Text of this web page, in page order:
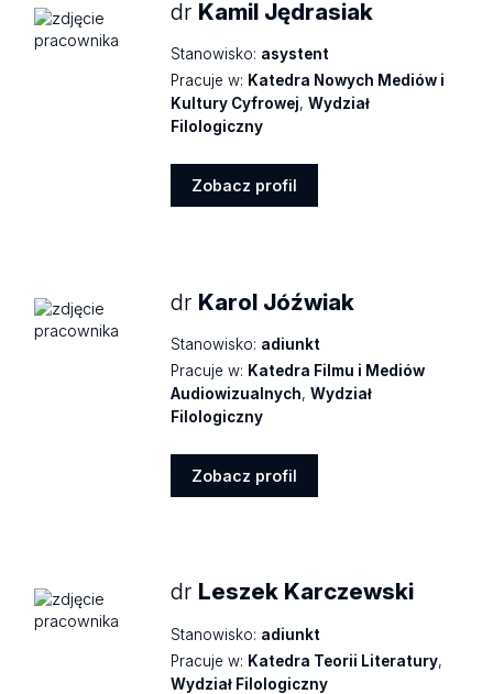
dr Kamil Jędrasiak
Stanowisko: asystent
Pracuje w: Katedra Nowych Mediów i
Kultury Cyfrowej,Wydział
Filologiczny
Zobacz profil
dr Karol Jóźwiak
Stanowisko: adiunkt
Pracuje w: Katedra Filmu i Mediów
Audiowizualnych,Wydział
Filologiczny
Zobacz profil
dr Leszek Karczewski
Stanowisko: adiunkt
Pracuje w: Katedra Teorii Literatury,
Wydział Filologiczny